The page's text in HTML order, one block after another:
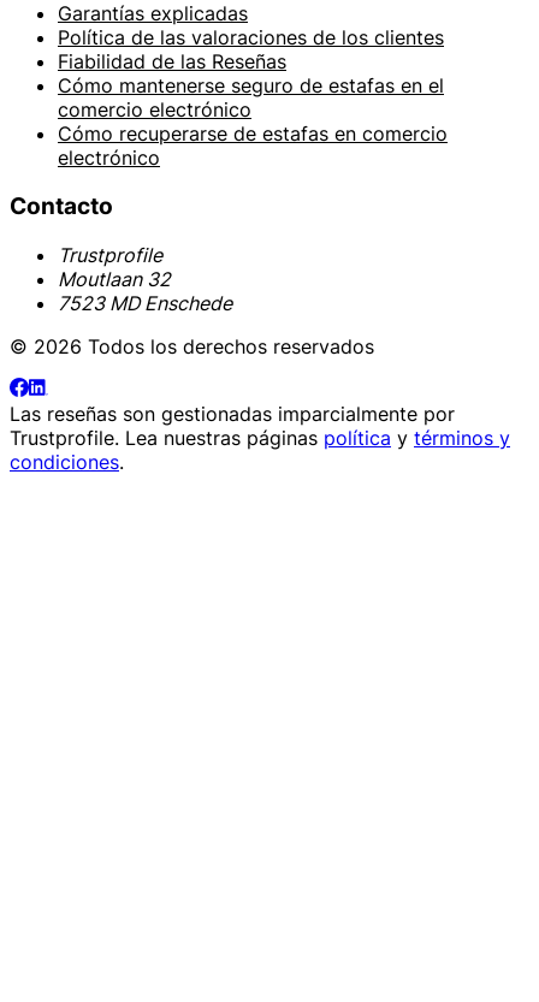
Garantías explicadas
Política de las valoraciones de los clientes
Fiabilidad de las Reseñas
Cómo mantenerse seguro de estafas en el
comercio electrónico
Cómo recuperarse de estafas en comercio
electrónico
Contacto
Trustprofile
Moutlaan 32
7523 MD Enschede
© 2026 Todos los derechos reservados
Las reseñas son gestionadas imparcialmente por
Trustprofile. Lea nuestras páginas política y términos y
condiciones.